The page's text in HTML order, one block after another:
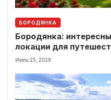
БОРОДЯНКА
Бородянка:
локации для
Июль 23, 2026